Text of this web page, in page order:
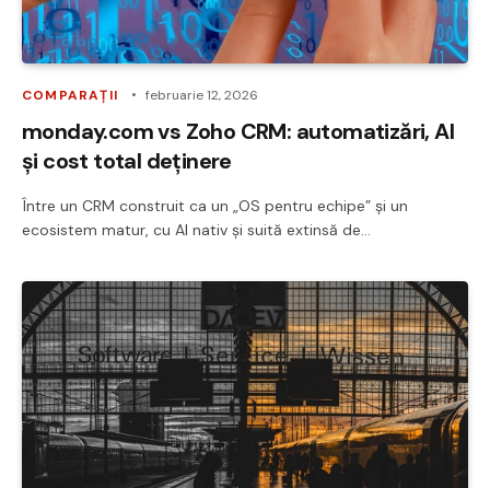
COMPARAȚII februarie 12, 2026
monday.com vs Zoho CRM: automatizări, AI
și cost total deținere
Între un CRM construit ca un „OS pentru echipe” și un
ecosistem matur, cu AI nativ și suită extinsă de…